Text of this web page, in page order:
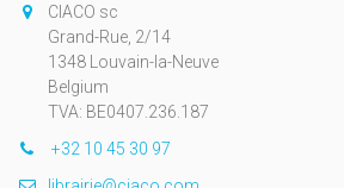
CIACO sc
Grand-Rue, 2/14
1348 Louvain-la-Neuve
Belgium
TVA: BE0407.236.187
+32 10 45 30 97